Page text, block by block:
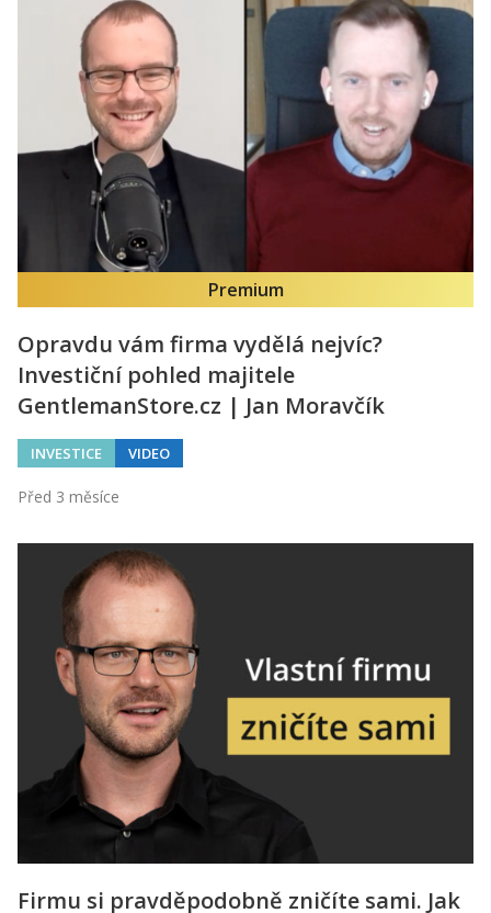
Premium
Opravdu vám firma vydělá nejvíc?
Investiční pohled majitele
GentlemanStore.cz | Jan Moravčík
INVESTICE VIDEO
Před 3 měsíce
Firmu si pravděpodobně zničíte sami. Jak